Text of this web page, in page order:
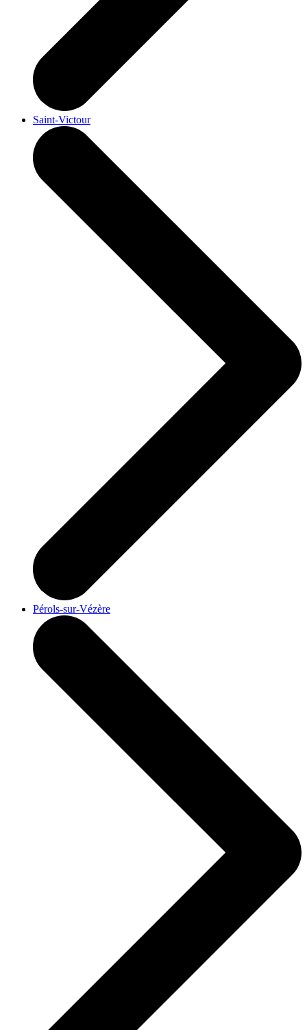
Saint-Victour
Pérols-sur-Vézère